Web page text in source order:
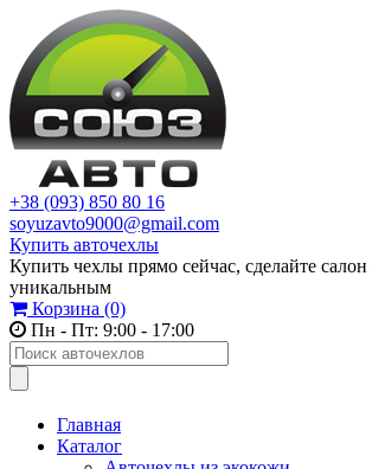
+38 (093) 850 80 16
soyuzavto9000@gmail.com
Купить авточехлы
Купить чехлы прямо сейчас, сделайте салон
уникальным
Корзина (0)
Пн - Пт: 9:00 - 17:00
Главная
Каталог